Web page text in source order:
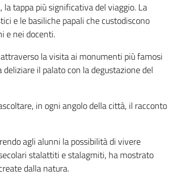
tappa più significativa del viaggio. La
e le basiliche papali che custodiscono
e nei docenti.
la visita ai monumenti più famosi
il palato con la degustazione del
in ogni angolo della città, il racconto
agli alunni la possibilità di vivere
stalattiti e stalagmiti, ha mostrato
dalla natura.